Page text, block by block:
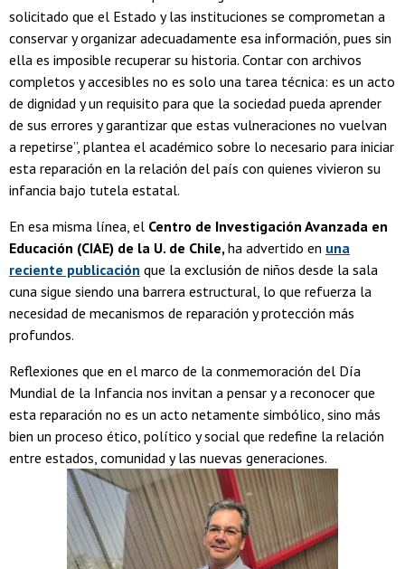
solicitado que el Estado y las instituciones se comprometan a
conservar y organizar adecuadamente esa información, pues sin
ella es imposible recuperar su historia. Contar con archivos
completos y accesibles no es solo una tarea técnica: es un acto
de dignidad y un requisito para que la sociedad pueda aprender
de sus errores y garantizar que estas vulneraciones no vuelvan
a repetirse”, plantea el académico sobre lo necesario para iniciar
esta reparación en la relación del país con quienes vivieron su
infancia bajo tutela estatal.
En esa misma línea, el Centro de Investigación Avanzada en
Educación (CIAE) de la U. de Chile,ha advertido en una
reciente publicación que la exclusión de niños desde la sala
cuna sigue siendo una barrera estructural, lo que refuerza la
necesidad de mecanismos de reparación y protección más
profundos.
Reflexiones que en el marco de la conmemoración del Día
Mundial de la Infancia nos invitan a pensar y a reconocer que
esta reparación no es un acto netamente simbólico, sino más
bien un proceso ético, político y social que redefine la relación
entre estados, comunidad y las nuevas generaciones.